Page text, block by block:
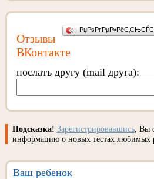
Отзывы
ВКонтакте
послать другу (mail друга):
Подсказка! Зарегистрировавшись, Вы
информацию о новых тестах любимых
Ваш ребенок